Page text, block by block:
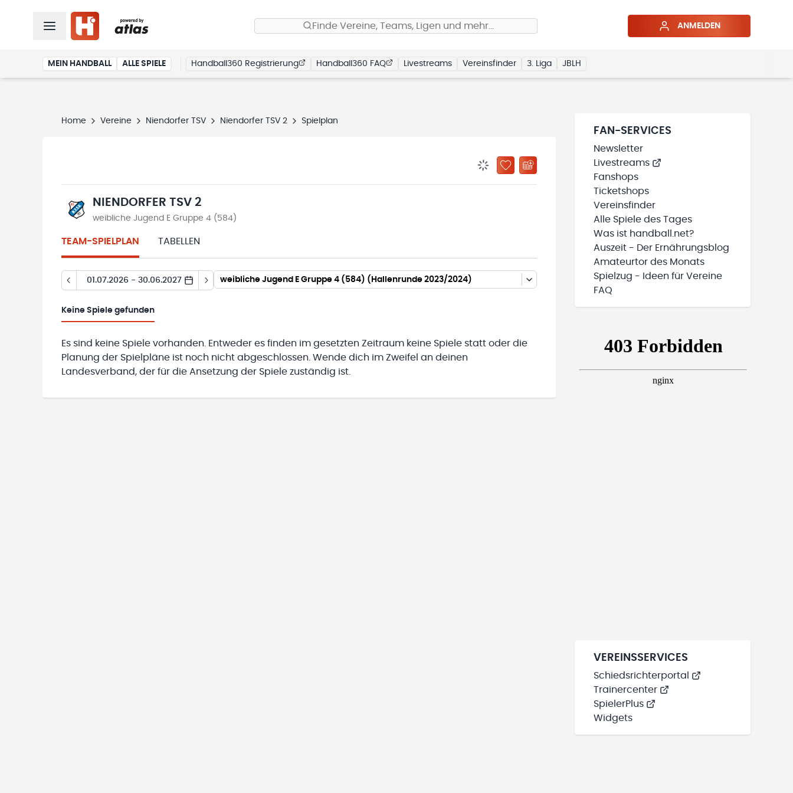
Finde Vereine, Teams, Ligen und mehr… ANMELDEN
MEIN HANDBALL ALLE SPIELE Handball360 Registrierung Handball360 FAQ Livestreams Vereinsfinder 3. Liga JBLH
Home Vereine Niendorfer TSV Niendorfer TSV 2 Spielplan
BENACHRICHTIGUNGSSTATUS WIRD GELADEN
ZU „MEINE TEAMS“ HINZUFÜGEN
NIENDORFER TSV 2
weibliche Jugend E Gruppe 4 (584)
TEAM-SPIELPLAN TABELLEN
01.07.2026 - 30.06.2027 weibliche Jugend E Gruppe 4 (584) (Hallenrunde 2023/2024)
Keine Spiele gefunden
Es sind keine Spiele vorhanden. Entweder es finden im gesetzten Zeitraum keine Spiele statt oder die
Planung der Spielpläne ist noch nicht abgeschlossen. Wende dich im Zweifel an deinen
Landesverband, der für die Ansetzung der Spiele zuständig ist.
FAN-SERVICES
Newsletter
Livestreams
Fanshops
Ticketshops
Vereinsfinder
Alle Spiele des Tages
Was ist handball.net?
Auszeit - Der Ernährungsblog
Amateurtor des Monats
Spielzug - Ideen für Vereine
FAQ
VEREINSSERVICES
Schiedsrichterportal
Trainercenter
SpielerPlus
Widgets